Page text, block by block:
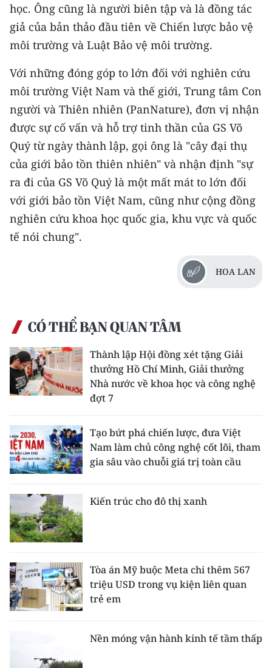
học. Ông cũng là người biên tập và là đồng tác
giả của bản thảo đầu tiên về Chiến lược bảo vệ
môi trường và Luật Bảo vệ môi trường.
Với những đóng góp to lớn đối với nghiên cứu
môi trường Việt Nam và thế giới, Trung tâm Con
người và Thiên nhiên (PanNature), đơn vị nhận
được sự cố vấn và hỗ trợ tinh thần của GS Võ
Quý từ ngày thành lập, gọi ông là "cây đại thụ
của giới bảo tồn thiên nhiên" và nhận định "sự
ra đi của GS Võ Quý là một mất mát to lớn đối
với giới bảo tồn Việt Nam, cũng như cộng đồng
nghiên cứu khoa học quốc gia, khu vực và quốc
tế nói chung".
HOA LAN
CÓ THỂ BẠN QUAN TÂM
Thành lập Hội đồng xét tặng Giải
thưởng Hồ Chí Minh, Giải thưởng
Nhà nước về khoa học và công nghệ
đợt 7
Tạo bứt phá chiến lược, đưa Việt
Nam làm chủ công nghệ cốt lõi, tham
gia sâu vào chuỗi giá trị toàn cầu
Kiến trúc cho đô thị xanh
Tòa án Mỹ buộc Meta chi thêm 567
triệu USD trong vụ kiện liên quan
trẻ em
Nền móng vận hành kinh tế tầm thấp